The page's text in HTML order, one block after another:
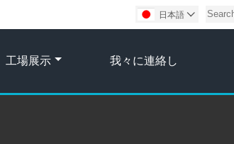
日本語 
工場展示 我々に連絡し